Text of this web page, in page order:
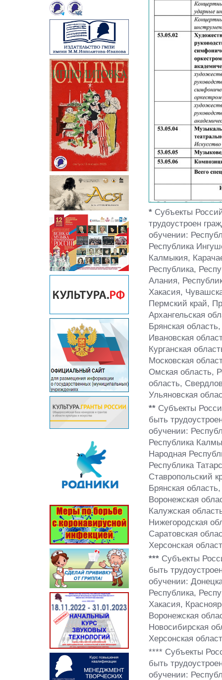
* Субъекты
трудоустроен
обучении:
Республика
Калмыкия,
Республика,
Алания,
Хакасия,
Пермский край,
Архангельская
Брянская
Ивановская
Курганская
Московская
Омская область,
область,
Ульяновская
** Субъекты
быть
обучении:
Республика
Народная
Республика
Ставропольский
Брянская
Воронежская
Калужская
Нижегородская
Саратовская
Херсонская
*** Субъекты
быть
обучении:
Республика,
Хакасия,
Воронежская
Новосибирская
Херсонская
**** Субъекты
быть
обучении: